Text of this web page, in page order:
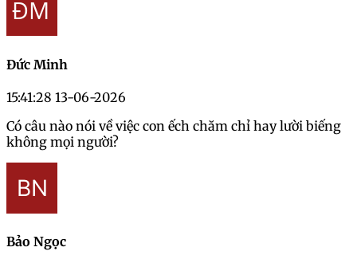
Đức Minh
15:41:28 13-06-2026
Có câu nào nói về việc con ếch chăm chỉ hay lười biếng
không mọi người?
Bảo Ngọc